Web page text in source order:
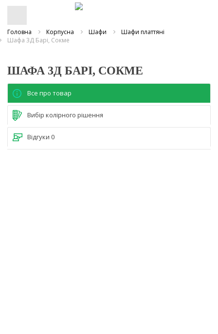
Головна Корпусна Шафи
Шафи платтяні
Шафа 3Д Барі, Сокме
ШАФА 3Д БАРІ, СОКМЕ
Все про товар
Вибір колірного рішення
Відгуки 0